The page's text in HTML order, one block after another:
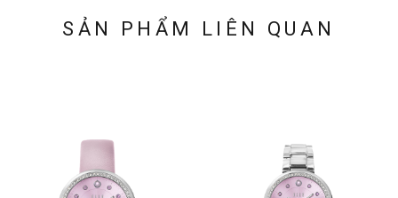
SẢN PHẨM LIÊN QUAN